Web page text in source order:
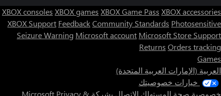
XBOX consoles XBOX games XBOX Game Pass XBOX accessories
XBOX Support FeedbackCommunity Standards Photosensitive
Seizure Warning Microsoft account Microsoft Store Support
Returns Orders tracking
Games
العربية (الإمارات العربية المتحدة)
خيارات خصوصيتك
خصوصية صحة المستهلك الاتصال بشركة Microsoft Privacy &